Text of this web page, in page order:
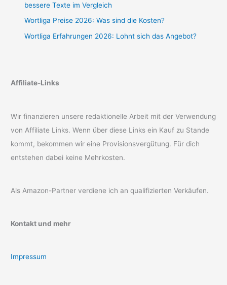
bessere Texte im Vergleich
Wortliga Preise 2026: Was sind die Kosten?
Wortliga Erfahrungen 2026: Lohnt sich das Angebot?
Affiliate-Links
Wir finanzieren unsere redaktionelle Arbeit mit der Verwendung
von Affiliate Links. Wenn über diese Links ein Kauf zu Stande
kommt, bekommen wir eine Provisionsvergütung. Für dich
entstehen dabei keine Mehrkosten.
Als Amazon-Partner verdiene ich an qualifizierten Verkäufen.
Kontakt und mehr
Impressum